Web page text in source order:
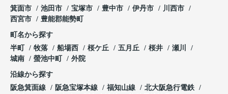
箕面市
池田市 宝塚市 豊中市 伊丹市
川西市
西宮市
豊能郡能勢町
町名から探す
半町
牧落 船場西 桜ケ丘 五月丘 桜井
瀬川
城南
螢池中町 外院
沿線から探す
阪急箕面線
阪急宝塚本線 福知山線
北大阪急行電鉄